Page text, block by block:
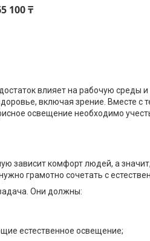
100 ₸
влияет на рабочую среды
включая зрение.
освещение необходимо
зависит комфорт людей, а
грамотно сочетать с
Они должны:
естественное освещение;